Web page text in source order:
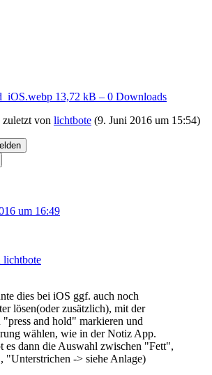
13,72 kB – 0 Downloads
von lichtbote (9. Juni 2016 um 15:54)
um 16:49
lichtbote
dies bei iOS ggf. auch noch
lösen(oder zusätzlich), mit der
and hold" markieren und
wählen, wie in der Notiz App.
es dann die Auswahl zwischen "Fett",
"Unterstrichen -> siehe Anlage)